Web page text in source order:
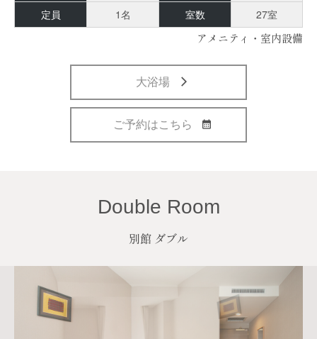
定員
1名 室数 27室
アメニティ・室内設備
大浴場
ご予約はこちら
Double Room
別館 ダブル